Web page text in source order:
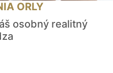
ORLY
osobný realitný